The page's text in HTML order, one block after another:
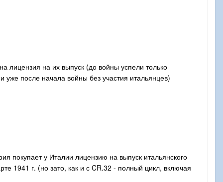
лицензия на их выпуск (до войны успели только
уже после начала войны без участия итальянцев)
покупает у Италии лицензию на выпуск итальянского
1941 г. (но зато, как и с CR.32 - полный цикл, включая